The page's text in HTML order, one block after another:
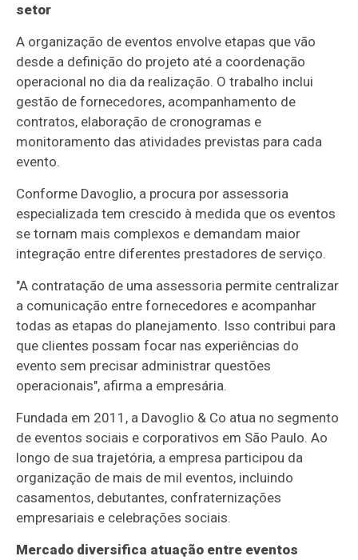
setor
A organização de eventos envolve etapas que vão
desde a definição do projeto até a coordenação
operacional no dia da realização. O trabalho inclui
gestão de fornecedores, acompanhamento de
contratos, elaboração de cronogramas e
monitoramento das atividades previstas para cada
evento.
Conforme Davoglio, a procura por assessoria
especializada tem crescido à medida que os eventos
se tornam mais complexos e demandam maior
integração entre diferentes prestadores de serviço.
"A contratação de uma assessoria permite centralizar
a comunicação entre fornecedores e acompanhar
todas as etapas do planejamento. Isso contribui para
que clientes possam focar nas experiências do
evento sem precisar administrar questões
operacionais", afirma a empresária.
Fundada em 2011, a Davoglio & Co atua no segmento
de eventos sociais e corporativos em São Paulo. Ao
longo de sua trajetória, a empresa participou da
organização de mais de mil eventos, incluindo
casamentos, debutantes, confraternizações
empresariais e celebrações sociais.
Mercado diversifica atuação entre eventos